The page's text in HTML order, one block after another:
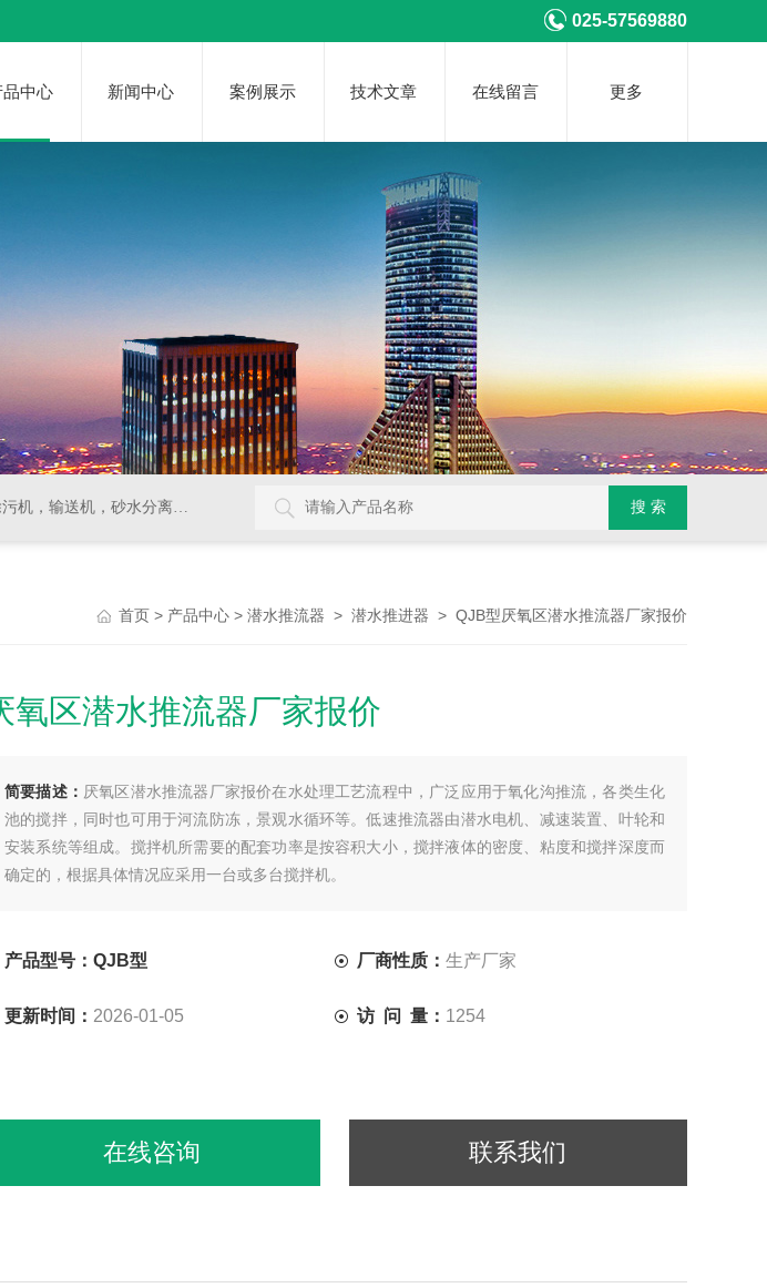
025-57569880
品中心 新闻中心 案例展示 技术文章 在线留言 更多
，砂水分离器等水处理设备
首页 > 产品中心 > 潜水推流器 > 潜水推进器 > QJB型厌氧区潜水推流器厂家报价
氧区潜水推流器厂家报价
简要描述： 厌氧区潜水推流器厂家报价在水处理工艺流程中，广泛应用于氧化沟推流，各类生化
池的搅拌，同时也可用于河流防冻，景观水循环等。低速推流器由潜水电机、减速装置、叶轮和
安装系统等组成。搅拌机所需要的配套功率是按容积大小，搅拌液体的密度、粘度和搅拌深度而
确定的，根据具体情况应采用一台或多台搅拌机。
产品型号：QJB型 厂商性质： 生产厂家
更新时间： 2026-01-05 访 问 量： 1254
在线咨询 联系我们